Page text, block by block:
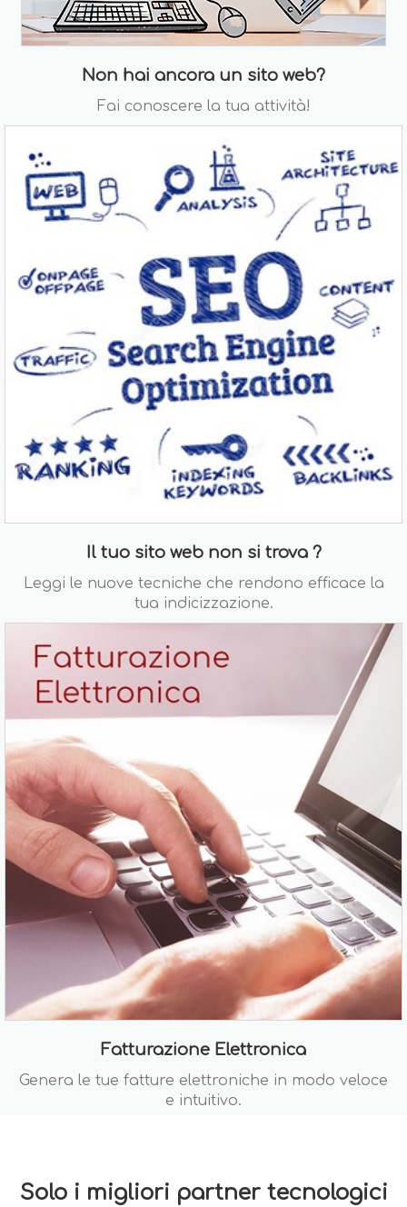
Non hai ancora un sito web?
Fai conoscere la tua attività!
Il tuo sito web non si trova ?
Leggi le nuove tecniche che rendono efficace la
tua indicizzazione.
Fatturazione Elettronica
Genera le tue fatture elettroniche in modo veloce
e intuitivo.
Solo i migliori partner tecnologici